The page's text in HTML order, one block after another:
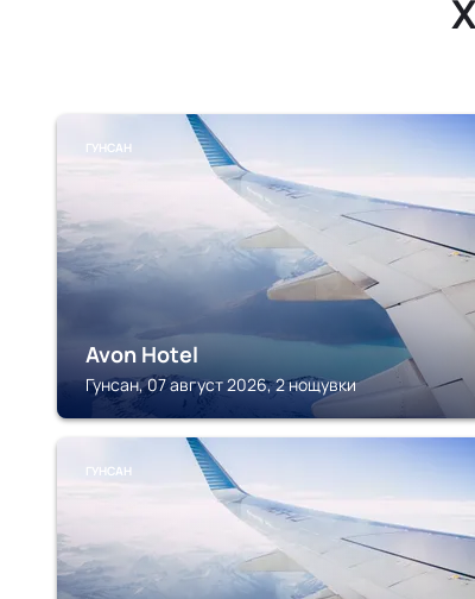
ГУНСАН
Avon Hotel
Гунсан, 07 август 2026, 2 нощувки
ГУНСАН